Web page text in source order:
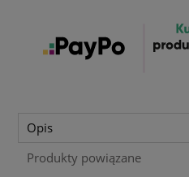
Opis
Produkty powiązane